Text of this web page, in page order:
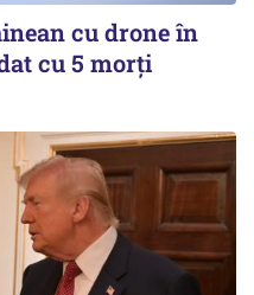
cu drone în
cu 5 morți